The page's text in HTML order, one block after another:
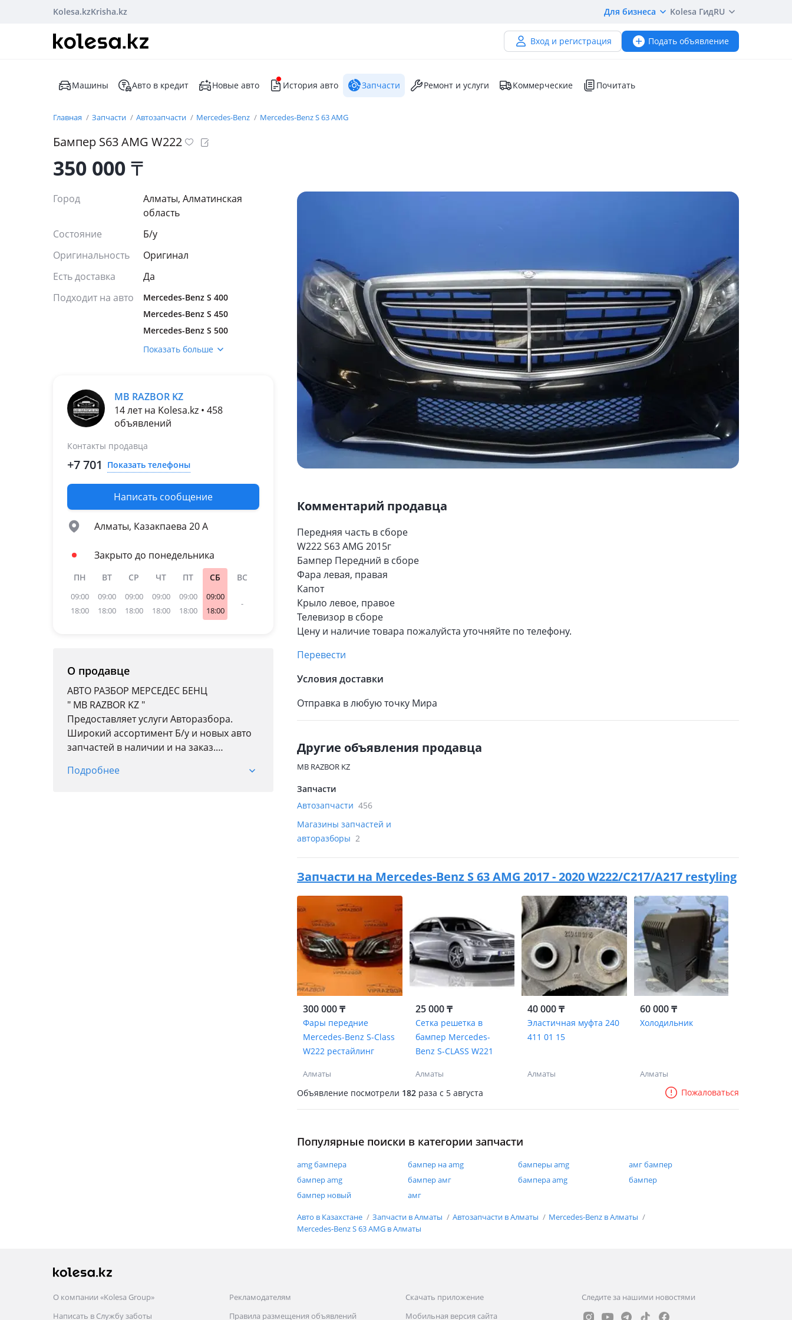
Kolesa.kzKrisha.kz Для бизнеса Kolesa ГидRU
Вход и регистрация Подать объявление
Машины Авто в кредит Новые авто История авто Запчасти Ремонт и услуги Коммерческие Почитать
Главная Запчасти Автозапчасти Mercedes-Benz Mercedes-Benz S 63 AMG
Бампер S63 AMG W222
350 000₸
Город
Алматы, Алматинская
область
Состояние
Б/y
Оригинальность
Оригинал
Есть доставка
Да
Подходит на авто
Mercedes-Benz S 400
Mercedes-Benz S 450
Mercedes-Benz S 500
Mercedes-Benz S 550
2017 - 2020
W222/C217/A217
рестайлинг
AMG
2013 - 2017
W222/C217/A217
2017 - 2020
W222/C217/A217
рестайлинг
Mercedes-Benz S 560
Показать больше
MB RAZBOR KZ
14 лет на Kolesa.kz • 458
объявлений
Контакты продавца
+7 701 Показать телефоны
Написать сообщение
Алматы, Казакпаева 20 А
Закрыто до понедельника
ПН
09:00
18:00
ВТ
09:00
18:00
СР
09:00
18:00
ЧТ
09:00
18:00
ПТ
09:00
18:00
СБ
09:00
18:00
ВС
-
О продавце
АВТО РАЗБОР МЕРСЕДЕС БЕНЦ
" MB RAZBOR KZ "
Предоставляет услуги Авторазбора.
Широкий ассортимент Б/у и новых авто
запчастей в наличии и на заказ.
Прямые поставки из наших складов с
Подробнее
Комментарий продавца
Передняя часть в сборе
W222 S63 AMG 2015г
Бампер Передний в сборе
Фара левая, правая
Капот
Крыло левое, правое
Телевизор в сборе
Цену и наличие товара пожалуйста уточняйте по телефону.
Перевести
Условия доставки
Отправка в любую точку Мира
Другие объявления продавца
MB RAZBOR KZ
Запчасти
Автозапчасти 456
Магазины запчастей и
авторазборы 2
Запчасти на Mercedes-Benz S 63 AMG 2017 - 2020 W222/C217/A217 restyling
300 000 ₸
Фары передние
Mercedes-Benz S-Class
W222 рестайлинг
Алматы
25 000 ₸
Сетка решетка в
бампер Mercedes-
Benz S-CLASS W221
Алматы
40 000 ₸
Эластичная муфта 240
411 01 15
Алматы
60 000 ₸
Холодильник
Алматы
Объявление посмотрели 182 раза c 5 августа Пожаловаться
Популярные поиски в категории запчасти
amg бампера бампер на amg бамперы amg
амг бампер
бампер amg
бампер амг бампера amg
бампер
бампер новый
амг
Авто в Казахстане Запчасти в Алматы Автозапчасти в Алматы
Mercedes-Benz в Алматы
Mercedes-Benz S 63 AMG в Алматы
О компании «Kolesa Group»
Написать в Службу заботы
Рекламодателям
Правила размещения объявлений
Скачать приложение
Мобильная версия сайта
Следите за нашими новостями